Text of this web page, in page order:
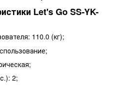
Let's Go SS-YK-
110.0 (кг);
2;